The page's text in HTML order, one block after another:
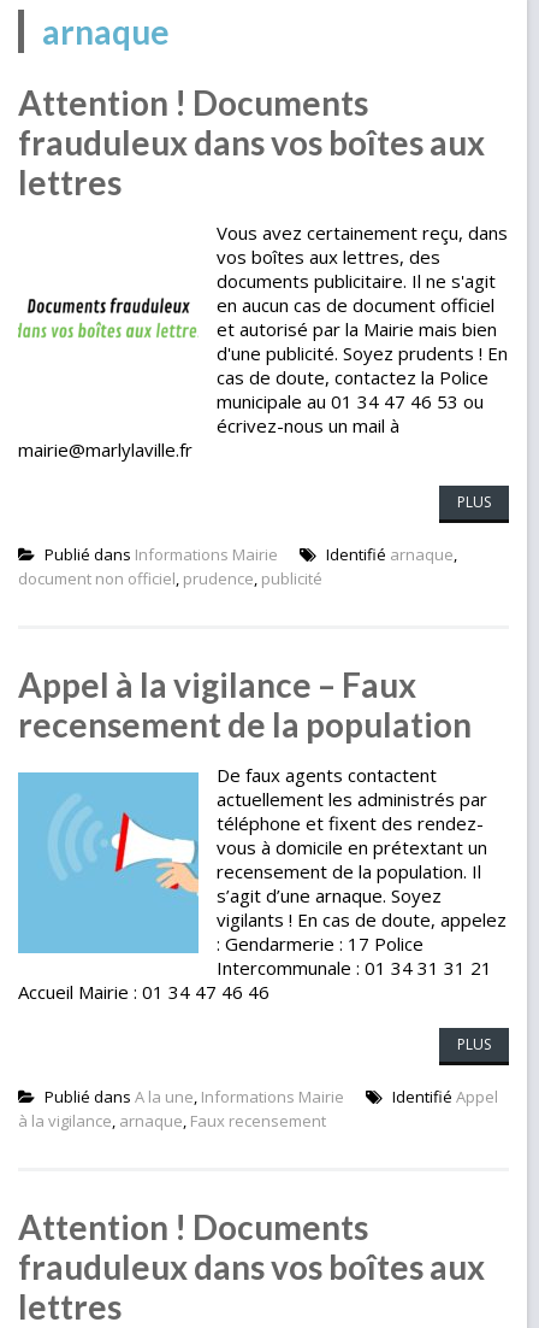
arnaque
Attention ! Documents
frauduleux dans vos boîtes aux
lettres
Vous avez certainement reçu, dans
vos boîtes aux lettres, des
documents publicitaire. Il ne s'agit
en aucun cas de document officiel
et autorisé par la Mairie mais bien
d'une publicité. Soyez prudents ! En
cas de doute, contactez la Police
municipale au 01 34 47 46 53 ou
écrivez-nous un mail à
mairie@marlylaville.fr
PLUS
Publié dans Informations Mairie Identifié arnaque,
document non officiel, prudence, publicité
Appel à la vigilance – Faux
recensement de la population
De faux agents contactent
actuellement les administrés par
téléphone et fixent des rendez-
vous à domicile en prétextant un
recensement de la population. Il
s’agit d’une arnaque. Soyez
vigilants ! En cas de doute, appelez
: Gendarmerie : 17 Police
Intercommunale : 01 34 31 31 21
Accueil Mairie : 01 34 47 46 46
PLUS
Publié dans A la une, Informations Mairie Identifié Appel
à la vigilance, arnaque, Faux recensement
Attention ! Documents
frauduleux dans vos boîtes aux
lettres